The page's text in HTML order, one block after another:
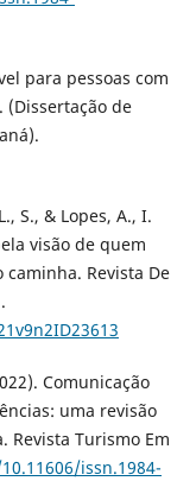
para pessoas com
de
S., & Lopes, A., I.
visão de quem
caminha. Revista De
Comunicação
uma revisão
Turismo Em
issn.1984-